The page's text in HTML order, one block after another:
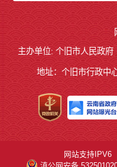
主办单位: 个旧市人民政府
地址：个旧市行政中
网站支持IPV6